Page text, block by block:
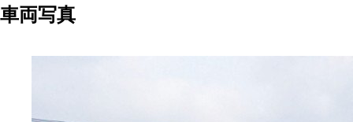
車両写真